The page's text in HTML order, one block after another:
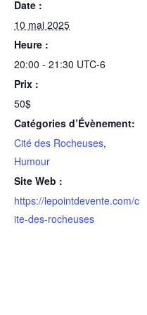
Date :
10 mai 2025
Heure :
20:00 - 21:30 UTC-6
Prix :
50$
Catégories d’Évènement:
Cité des Rocheuses,
Humour
Site Web :
https://lepointdevente.com/c
ite-des-rocheuses